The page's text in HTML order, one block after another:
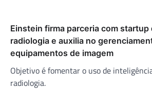
Einstein firma parceria com startup
radiologia e auxilia no
equipamentos de imagem
Objetivo é fomentar o uso de
radiologia.